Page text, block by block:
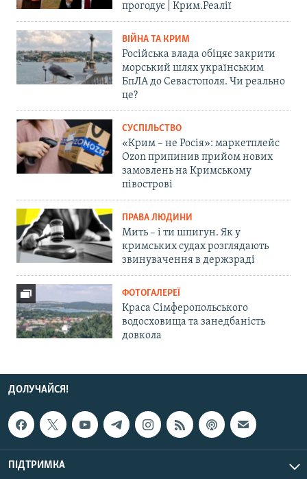
прогодує | Крим.Реалії
ВІЙНА ТА КРИМ
Російська влада обіцяє закрити
морський шлях українським
БпЛА до Севастополя. Чи реально
це?
СУСПІЛЬСТВО
«Крим – не Росія»: маркетплейс
Ozon припинив прийом нових
замовлень на Кримському
півострові
ПРАВА ЛЮДИНИ
Мить – і ти шпигун. Як у
кримських судах розглядають
звинувачення в держзраді
ФОТОГАЛЕРЕЇ
Краса Сімферопольського
водосховища та занедбаність
довкола
ДОЛУЧАЙСЯ!
ПІДТРИМКА